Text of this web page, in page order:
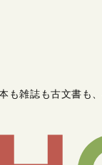
も雑誌も古文書も